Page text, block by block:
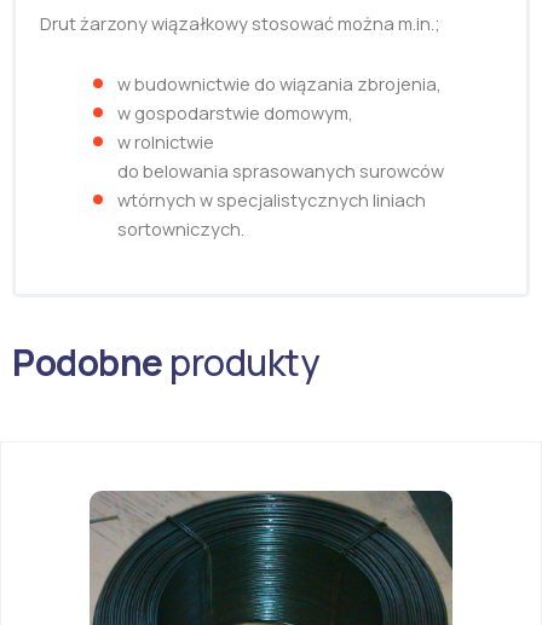
Drut żarzony wiązałkowy stosować można m.in.;
w budownictwie do wiązania zbrojenia,
w gospodarstwie domowym,
w rolnictwie
do belowania sprasowanych surowców
wtórnych w specjalistycznych liniach
sortowniczych.
Podobneprodukty